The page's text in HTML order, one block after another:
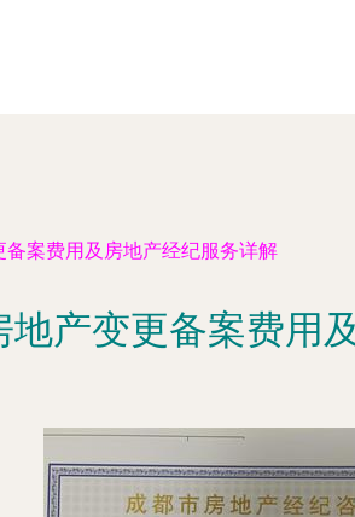
备案费用及房地产经纪服务详解
地产变更备案费用